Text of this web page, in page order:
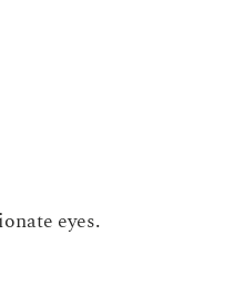
eyes.